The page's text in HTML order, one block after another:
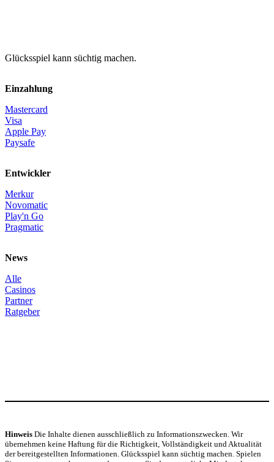
Glücksspiel kann süchtig machen.
Einzahlung
Mastercard
Visa
Apple Pay
Paysafe
Entwickler
Merkur
Novomatic
Play'n Go
Pragmatic
News
Alle
Casinos
Partner
Ratgeber
Hinweis Die Inhalte dienen ausschließlich zu Informationszwecken. Wir
übernehmen keine Haftung für die Richtigkeit, Vollständigkeit und Aktualität
der bereitgestellten Informationen. Glücksspiel kann süchtig machen. Spielen